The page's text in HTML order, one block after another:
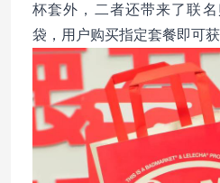
杯套外，二者还带来了联
袋，用户购买指定套餐即可获